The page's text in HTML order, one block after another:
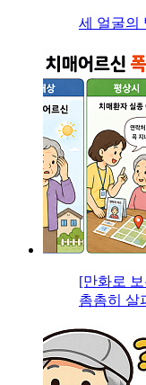
세 얼굴의
[만화로
촘촘히 살